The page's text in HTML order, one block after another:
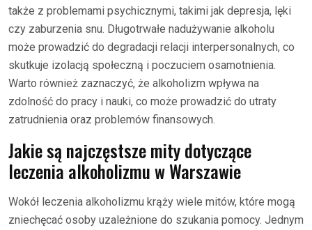
także z problemami psychicznymi, takimi jak depresja, lęki
czy zaburzenia snu. Długotrwałe nadużywanie alkoholu
może prowadzić do degradacji relacji interpersonalnych, co
skutkuje izolacją społeczną i poczuciem osamotnienia.
Warto również zaznaczyć, że alkoholizm wpływa na
zdolność do pracy i nauki, co może prowadzić do utraty
zatrudnienia oraz problemów finansowych.
Jakie są najczęstsze mity dotyczące
leczenia alkoholizmu w Warszawie
Wokół leczenia alkoholizmu krąży wiele mitów, które mogą
zniechęcać osoby uzależnione do szukania pomocy. Jednym